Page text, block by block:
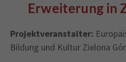
Erweiterung in
Projektveranstalter:
Bildung und Kultur Zielona